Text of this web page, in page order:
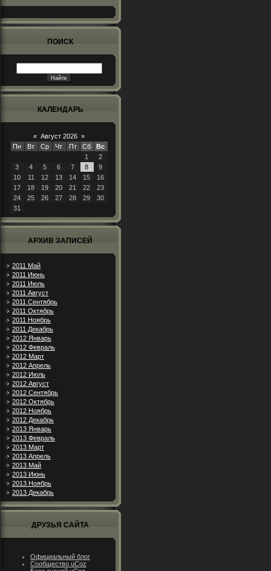
ПОИСК
КАЛЕНДАРЬ
« Август 2026 »
Пн
Вт Ср Чт Пт Сб
Вс
1
2
3
4 5 6 7 8
9
10
11 12 13 14 15
16
17
18 19 20 21 22
23
24
25 26 27 28 29
30
31
АРХИВ ЗАПИСЕЙ
2011 Май
2011 Июнь
2011 Июль
2011 Август
2011 Сентябрь
2011 Октябрь
2011 Ноябрь
2011 Декабрь
2012 Январь
2012 Февраль
2012 Март
2012 Апрель
2012 Июль
2012 Август
2012 Сентябрь
2012 Октябрь
2012 Ноябрь
2012 Декабрь
2013 Январь
2013 Февраль
2013 Март
2013 Апрель
2013 Май
2013 Июнь
2013 Ноябрь
2013 Декабрь
ДРУЗЬЯ САЙТА
Официальный блог
Сообщество uCoz